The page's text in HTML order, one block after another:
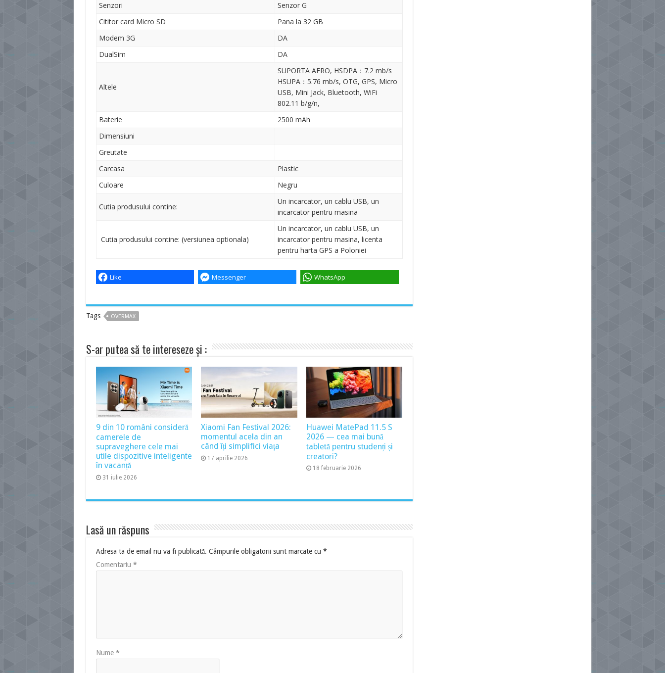
Senzori
Senzor G
Cititor card Micro SD
Pana la 32 GB
Modem 3G
DA
DualSim
DA
Altele
SUPORTA AERO, HSDPA：7.2 mb/s
HSUPA：5.76 mb/s, OTG, GPS, Micro
USB, Mini Jack, Bluetooth, WiFi
802.11 b/g/n,
Baterie
2500 mAh
Dimensiuni
Greutate
Carcasa
Plastic
Culoare
Negru
Cutia produsului contine:
Un incarcator, un cablu USB, un
incarcator pentru masina
Cutia produsului contine: (versiunea optionala)
Un incarcator, un cablu USB, un
incarcator pentru masina, licenta
pentru harta GPS a Poloniei
Like Messenger WhatsApp
Tags OVERMAX
S-ar putea să te intereseze și :
9 din 10 români consideră
camerele de
supraveghere cele mai
utile dispozitive inteligente
în vacanță
31 iulie 2026
Xiaomi Fan Festival 2026:
momentul acela din an
când îți simplifici viața
17 aprilie 2026
Huawei MatePad 11.5 S
2026 — cea mai bună
tabletă pentru studenți și
creatori?
18 februarie 2026
Lasă un răspuns
Adresa ta de email nu va fi publicată. Câmpurile obligatorii sunt marcate cu *
Comentariu *
Nume *